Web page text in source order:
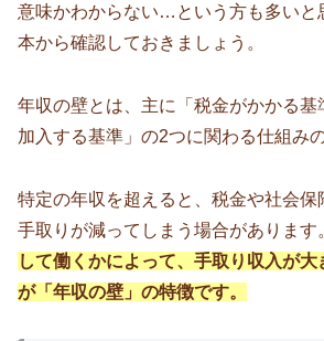
意味かわからない…という方も多いと
本から確認しておきましょう。
年収の壁とは、主に「税金がかかる基
加入する基準」の2つに関わる仕組み
特定の年収を超えると、税金や社会保
手取りが減ってしまう場合があります
して働くかによって、手取り収入が
が「年収の壁」の特徴です。